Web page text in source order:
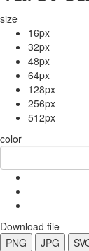
size
16px
32px
48px
64px
128px
256px
512px
color
Download file
PNG
JPG